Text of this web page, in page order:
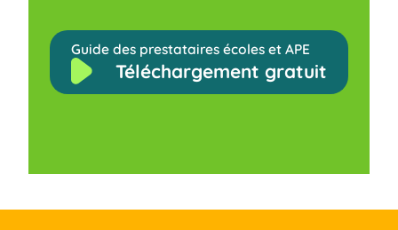
Guide des prestataires écoles et APE
Téléchargement gratuit